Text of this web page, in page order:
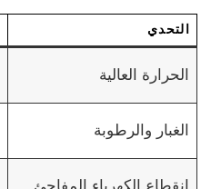
التحدي
الحرارة العالية
الغبار والرطوبة